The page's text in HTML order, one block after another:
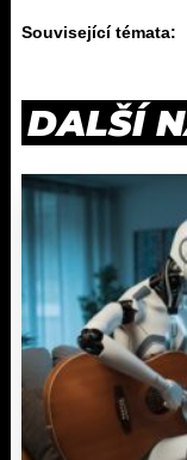
Související témata:
DALŠÍ